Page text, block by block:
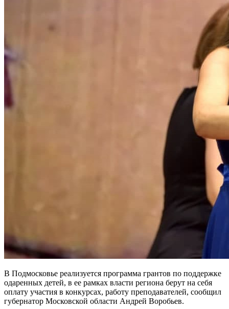
В Подмосковье реализуется программа грантов по поддержке
одаренных детей, в ее рамках власти региона берут на себя
оплату участия в конкурсах, работу преподавателей, сообщил
губернатор Московской области Андрей Воробьев.